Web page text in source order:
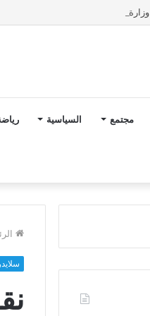
وزارة التربية الوطنية تؤكد انطلاق الدخول المدرسي 2026-
مجتمع السياسية
سلايدر